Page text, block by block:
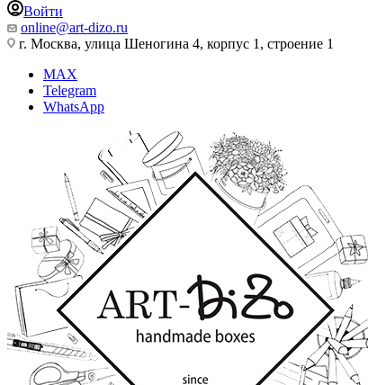
Войти
online@art-dizo.ru
г. Москва, улица Шеногина 4, корпус 1, строение 1
MAX
Telegram
WhatsApp